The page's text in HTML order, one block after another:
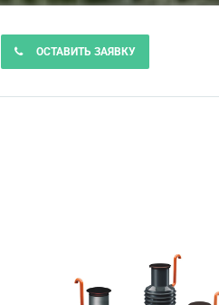
ОСТАВИТЬ ЗАЯВКУ